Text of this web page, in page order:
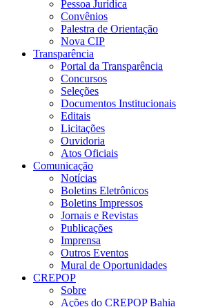
Pessoa Jurídica
Convênios
Palestra de Orientação
Nova CIP
Transparência
Portal da Transparência
Concursos
Seleções
Documentos Institucionais
Editais
Licitações
Ouvidoria
Atos Oficiais
Comunicação
Notícias
Boletins Eletrônicos
Boletins Impressos
Jornais e Revistas
Publicações
Imprensa
Outros Eventos
Mural de Oportunidades
CREPOP
Sobre
Ações do CREPOP Bahia